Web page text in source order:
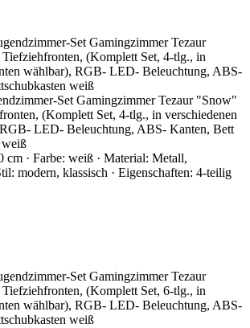
Set Gamingzimmer Tezaur "Snow"
(Komplett Set, 4-tlg., in verschiedenen
LED- Beleuchtung, ABS- Kanten, Bett
weiß
cm · Farbe: weiß · Material: Metall,
modern, klassisch · Eigenschaften: 4-teilig